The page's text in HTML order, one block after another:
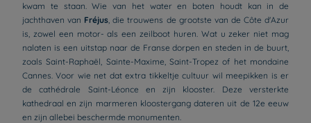
kwam te staan. Wie van het water en boten houdt kan in de
jachthaven van Fréjus, die trouwens de grootste van de Côte d'Azur
is, zowel een motor- als een zeilboot huren. Wat u zeker niet mag
nalaten is een uitstap naar de Franse dorpen en steden in de buurt,
zoals Saint-Raphaël, Sainte-Maxime, Saint-Tropez of het mondaine
Cannes. Voor wie net dat extra tikkeltje cultuur wil meepikken is er
de cathédrale Saint-Léonce en zijn klooster. Deze versterkte
kathedraal en zijn marmeren kloostergang dateren uit de 12e eeuw
en zijn allebei beschermde monumenten.